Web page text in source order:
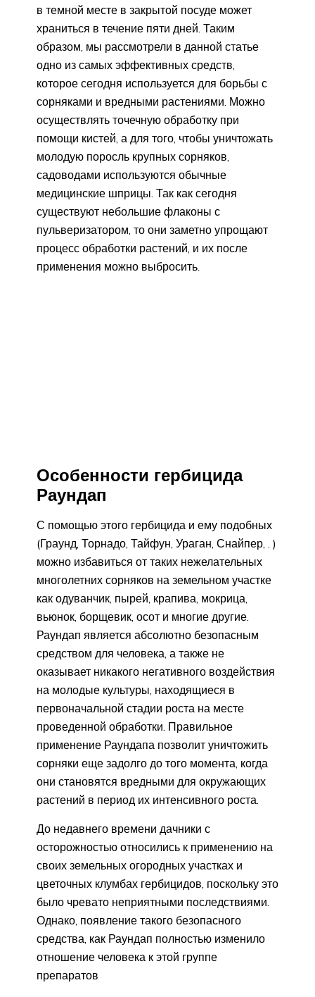
в темной месте в закрытой посуде может
храниться в течение пяти дней. Таким
образом, мы рассмотрели в данной статье
одно из самых эффективных средств,
которое сегодня используется для борьбы с
сорняками и вредными растениями. Можно
осуществлять точечную обработку при
помощи кистей, а для того, чтобы уничтожать
молодую поросль крупных сорняков,
садоводами используются обычные
медицинские шприцы. Так как сегодня
существуют небольшие флаконы с
пульверизатором, то они заметно упрощают
процесс обработки растений, и их после
применения можно выбросить.
Особенности гербицида
Раундап
С помощью этого гербицида и ему подобных
(Граунд, Торнадо, Тайфун, Ураган, Снайпер, . )
можно избавиться от таких нежелательных
многолетних сорняков на земельном участке
как одуванчик, пырей, крапива, мокрица,
вьюнок, борщевик, осот и многие другие.
Раундап является абсолютно безопасным
средством для человека, а также не
оказывает никакого негативного воздействия
на молодые культуры, находящиеся в
первоначальной стадии роста на месте
проведенной обработки. Правильное
применение Раундапа позволит уничтожить
сорняки еще задолго до того момента, когда
они становятся вредными для окружающих
растений в период их интенсивного роста.
До недавнего времени дачники с
осторожностью относились к применению на
своих земельных огородных участках и
цветочных клумбах гербицидов, поскольку это
было чревато неприятными последствиями.
Однако, появление такого безопасного
средства, как Раундап полностью изменило
отношение человека к этой группе
препаратов